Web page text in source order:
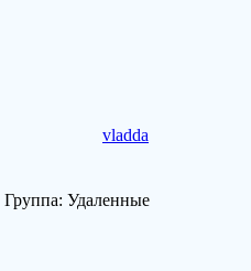
vladda
Группа: Удаленные